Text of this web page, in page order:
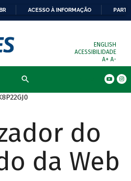
ACESSO À INFORMAÇÃO
ENGLISH
ACESSIBILIDADE
A+ A-
do
da Web